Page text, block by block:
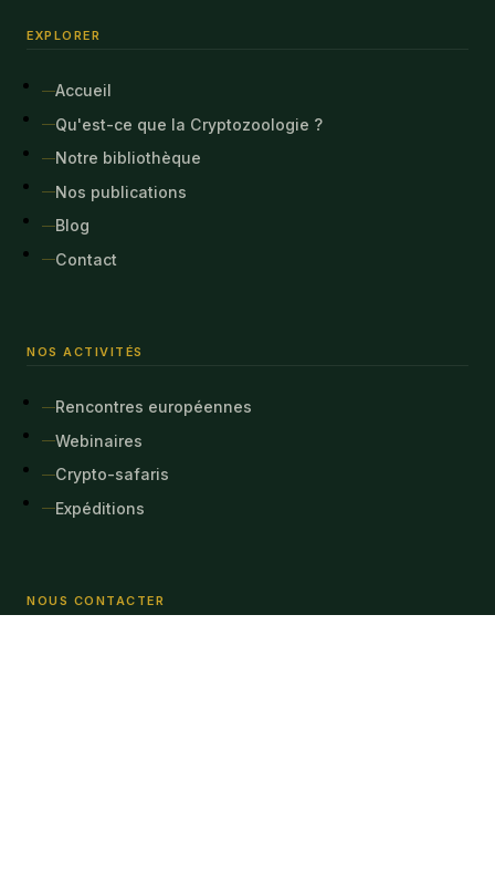
EXPLORER
Accueil
Qu'est-ce que la Cryptozoologie ?
Notre bibliothèque
Nos publications
Blog
Contact
NOS ACTIVITÉS
Rencontres européennes
Webinaires
Crypto-safaris
Expéditions
NOUS CONTACTER